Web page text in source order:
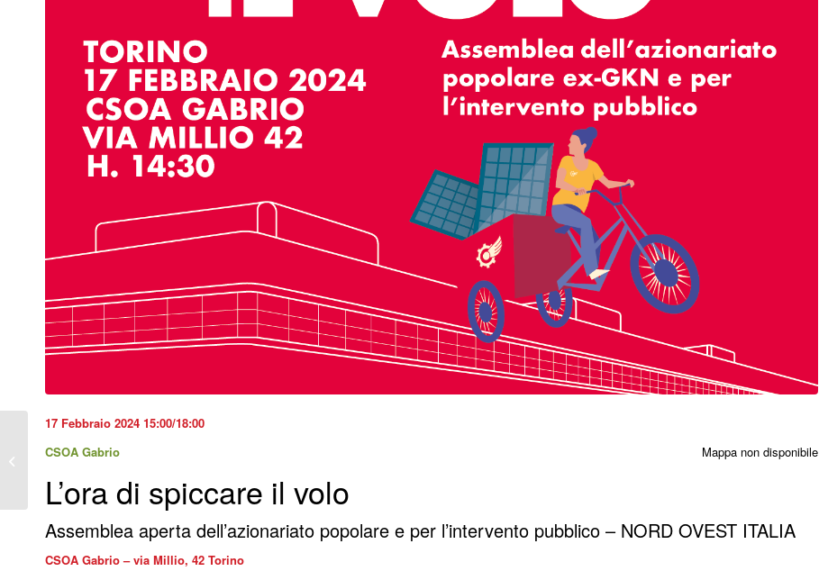
17 Febbraio 2024 15:00/18:00
Mappa non disponibile
CSOA Gabrio
L’ora di spiccare il volo
Assemblea aperta dell’azionariato popolare e per l’intervento pubblico – NORD OVEST ITALIA
CSOA Gabrio – via Millio, 42 Torino
8 anni con Giulio